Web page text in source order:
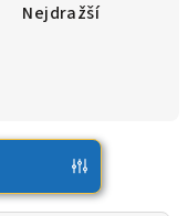
Nejdražší